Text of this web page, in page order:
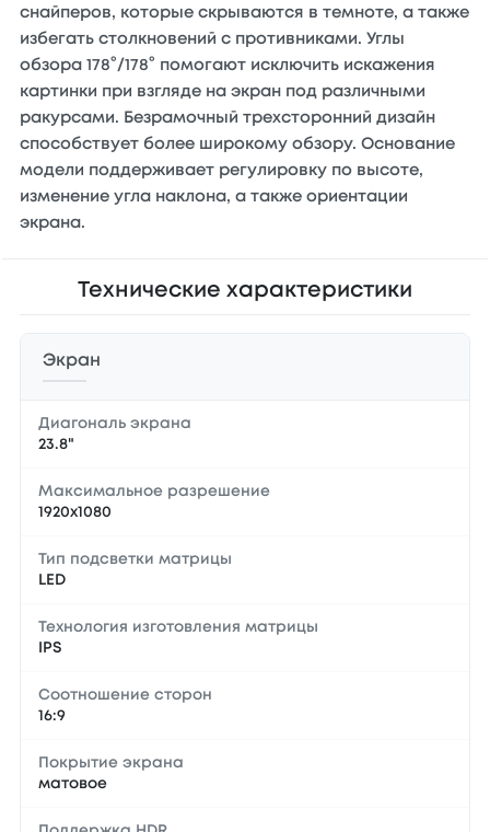
снайперов, которые скрываются в темноте, а также
избегать столкновений с противниками. Углы
обзора 178°/178° помогают исключить искажения
картинки при взгляде на экран под различными
ракурсами. Безрамочный трехсторонний дизайн
способствует более широкому обзору. Основание
модели поддерживает регулировку по высоте,
изменение угла наклона, а также ориентации
экрана.
Технические характеристики
Экран
Диагональ экрана
23.8"
Максимальное разрешение
1920x1080
Тип подсветки матрицы
LED
Технология изготовления матрицы
IPS
Соотношение сторон
16:9
Покрытие экрана
матовое